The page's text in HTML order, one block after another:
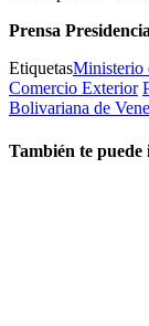
Prensa
EtiquetasMinisterio
Comercio Exterior
Bolivariana de
También te puede